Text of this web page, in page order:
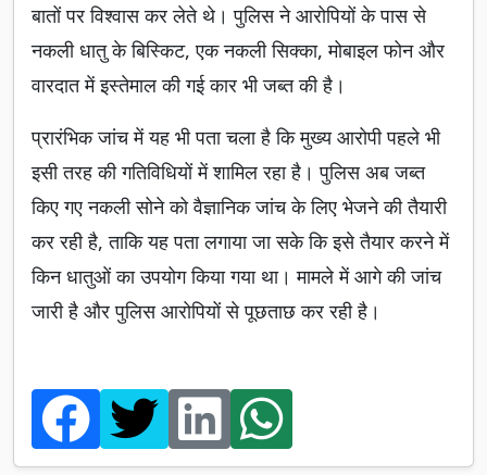
बातों पर विश्वास कर लेते थे। पुलिस ने आरोपियों के पास से
नकली धातु के बिस्किट, एक नकली सिक्का, मोबाइल फोन और
वारदात में इस्तेमाल की गई कार भी जब्त की है।
प्रारंभिक जांच में यह भी पता चला है कि मुख्य आरोपी पहले भी
इसी तरह की गतिविधियों में शामिल रहा है। पुलिस अब जब्त
किए गए नकली सोने को वैज्ञानिक जांच के लिए भेजने की तैयारी
कर रही है, ताकि यह पता लगाया जा सके कि इसे तैयार करने में
किन धातुओं का उपयोग किया गया था। मामले में आगे की जांच
जारी है और पुलिस आरोपियों से पूछताछ कर रही है।